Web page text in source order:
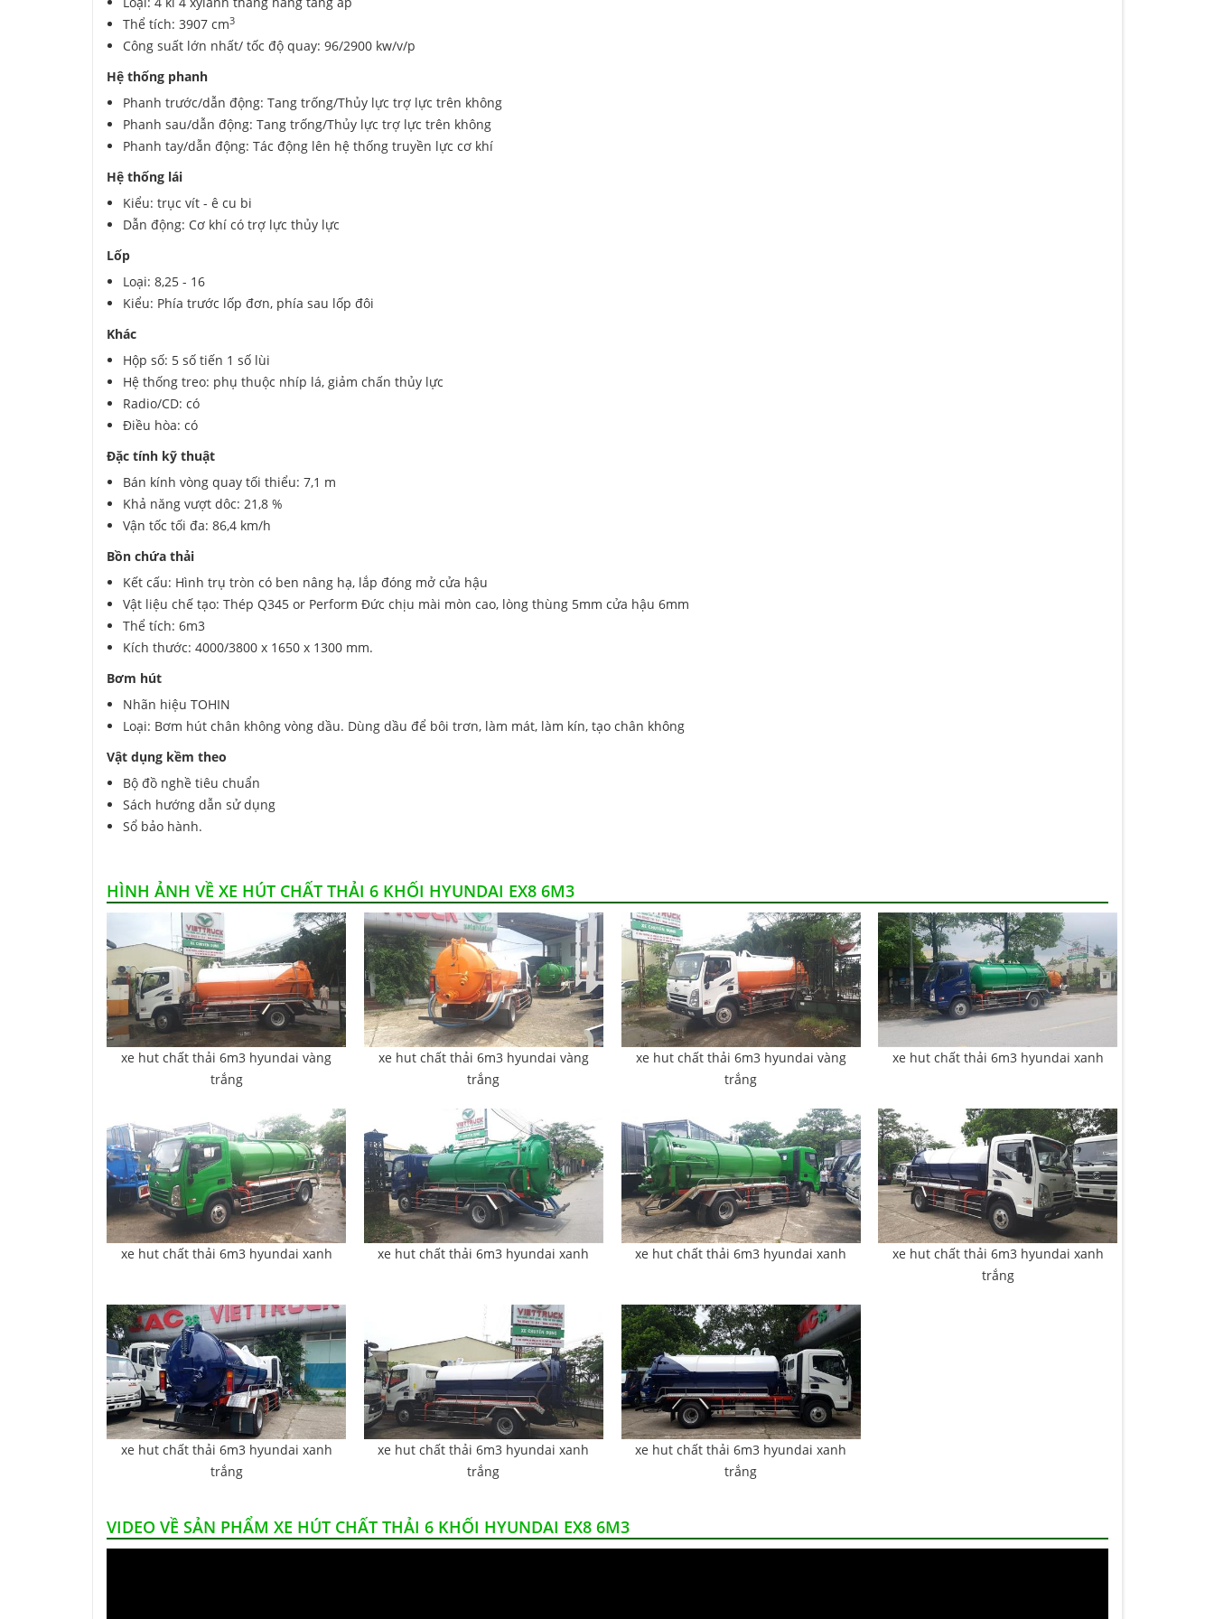
Thể tích: 3907 cm3
Công suất lớn nhất/ tốc độ quay: 96/2900 kw/v/p
Hệ thống phanh
Phanh trước/dẫn động: Tang trống/Thủy lực trợ lực trên không
Phanh sau/dẫn động: Tang trống/Thủy lực trợ lực trên không
Phanh tay/dẫn động: Tác động lên hệ thống truyền lực cơ khí
Hệ thống lái
Kiểu: trục vít - ê cu bi
Dẫn động: Cơ khí có trợ lực thủy lực
Lốp
Loại: 8,25 - 16
Kiểu: Phía trước lốp đơn, phía sau lốp đôi
Khác
Hộp số: 5 số tiến 1 số lùi
Hệ thống treo: phụ thuộc nhíp lá, giảm chấn thủy lực
Radio/CD: có
Điều hòa: có
Đặc tính kỹ thuật
Bán kính vòng quay tối thiểu: 7,1 m
Khả năng vượt dôc: 21,8 %
Vận tốc tối đa: 86,4 km/h
Bồn chứa thải
Kết cấu: Hình trụ tròn có ben nâng hạ, lắp đóng mở cửa hậu
Vật liệu chế tạo: Thép Q345 or Perform Đức chịu mài mòn cao, lòng thùng 5mm cửa hậu 6mm
Thể tích: 6m3
Kích thước: 4000/3800 x 1650 x 1300 mm.
Bơm hút
Nhãn hiệu TOHIN
Loại: Bơm hút chân không vòng dầu. Dùng dầu để bôi trơn, làm mát, làm kín, tạo chân không
Vật dụng kềm theo
Bộ đồ nghề tiêu chuẩn
Sách hướng dẫn sử dụng
Sổ bảo hành.
HÌNH ẢNH VỀ XE HÚT CHẤT THẢI 6 KHỐI HYUNDAI EX8 6M3
xe hut chất thải 6m3 hyundai vàng
trắng
xe hut chất thải 6m3 hyundai vàng
trắng
xe hut chất thải 6m3 hyundai vàng
trắng
xe hut chất thải 6m3 hyundai xanh
xe hut chất thải 6m3 hyundai xanh xe hut chất thải 6m3 hyundai xanh xe hut chất thải 6m3 hyundai xanh
xe hut chất thải 6m3 hyundai xanh
trắng
xe hut chất thải 6m3 hyundai xanh
trắng
xe hut chất thải 6m3 hyundai xanh
trắng
xe hut chất thải 6m3 hyundai xanh
trắng
VIDEO VỀ SẢN PHẨM XE HÚT CHẤT THẢI 6 KHỐI HYUNDAI EX8 6M3